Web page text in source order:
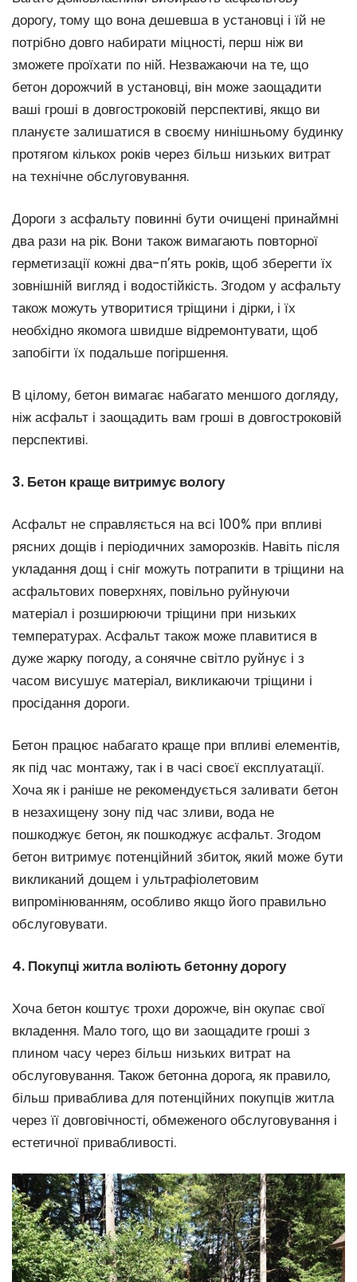
дорогу, тому що вона дешевша в установці і їй не
потрібно довго набирати міцності, перш ніж ви
зможете проїхати по ній. Незважаючи на те, що
бетон дорожчий в установці, він може заощадити
ваші гроші в довгостроковій перспективі, якщо ви
плануєте залишатися в своєму нинішньому будинку
протягом кількох років через більш низьких витрат
на технічне обслуговування.
Дороги з асфальту повинні бути очищені принаймні
два рази на рік. Вони також вимагають повторної
герметизації кожні два-п’ять років, щоб зберегти їх
зовнішній вигляд і водостійкість. Згодом у асфальту
також можуть утворитися тріщини і дірки, і їх
необхідно якомога швидше відремонтувати, щоб
запобігти їх подальше погіршення.
В цілому, бетон вимагає набагато меншого догляду,
ніж асфальт і заощадить вам гроші в довгостроковій
перспективі.
3. Бетон краще витримує вологу
Асфальт не справляється на всі 100% при впливі
рясних дощів і періодичних заморозків. Навіть після
укладання дощ і сніг можуть потрапити в тріщини на
асфальтових поверхнях, повільно руйнуючи
матеріал і розширюючи тріщини при низьких
температурах. Асфальт також може плавитися в
дуже жарку погоду, а сонячне світло руйнує і з
часом висушує матеріал, викликаючи тріщини і
просідання дороги.
Бетон працює набагато краще при впливі елементів,
як під час монтажу, так і в часі своєї експлуатації.
Хоча як і раніше не рекомендується заливати бетон
в незахищену зону під час зливи, вода не
пошкоджує бетон, як пошкоджує асфальт. Згодом
бетон витримує потенційний збиток, який може бути
викликаний дощем і ультрафіолетовим
випромінюванням, особливо якщо його правильно
обслуговувати.
4. Покупці житла воліють бетонну дорогу
Хоча бетон коштує трохи дорожче, він окупає свої
вкладення. Мало того, що ви заощадите гроші з
плином часу через більш низьких витрат на
обслуговування. Також бетонна дорога, як правило,
більш приваблива для потенційних покупців житла
через її довговічності, обмеженого обслуговування і
естетичної привабливості.